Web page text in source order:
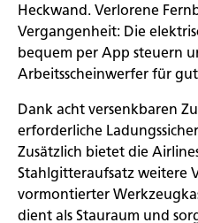
Heckwand. Verlorene
Vergangenheit: Die
bequem per App steuern
Arbeitsscheinwerfer für
Dank acht versenkbaren
erforderliche
Zusätzlich bietet die
Stahlgitteraufsatz weitere
vormontierter
dient als Stauraum und